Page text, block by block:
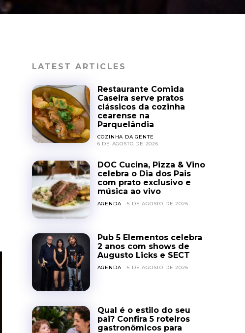
LATEST ARTICLES
Restaurante Comida
Caseira serve pratos
clássicos da cozinha
cearense na
Parquelândia
COZINHA DA GENTE
6 DE AGOSTO DE 2026
DOC Cucina, Pizza & Vino
celebra o Dia dos Pais
com prato exclusivo e
música ao vivo
AGENDA 5 DE AGOSTO DE 2026
Pub 5 Elementos celebra
2 anos com shows de
Augusto Licks e SECT
AGENDA 5 DE AGOSTO DE 2026
Qual é o estilo do seu
pai? Confira 5 roteiros
gastronômicos para